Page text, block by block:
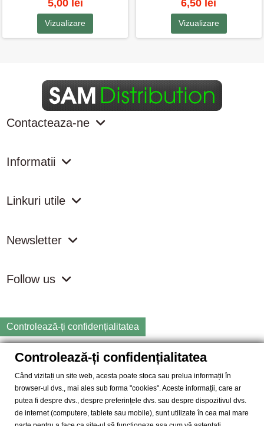
5,00 lei
Vizualizare
6,50 lei
Vizualizare
Contacteaza-ne
Informatii
Linkuri utile
Newsletter
Follow us
Controlează-ți confidențialitatea
Copyright
2026 samdistribution.ro - Magazin online cu Produse
SAM DISTRIBUTION S.R.L.- Cod fiscal: RO14935035, Registrul
Comertului: J40/10004/2002, Adresa: Str. Dimieni, nr. 7, Bucuresti,
sector 5.
Controlează-ți confidențialitatea
Când vizitați un site web, acesta poate stoca sau prelua informații în
browser-ul dvs., mai ales sub forma "cookies". Aceste informații, care ar
putea fi despre dvs., despre preferințele dvs. sau despre dispozitivul dvs.
de internet (computere, tablete sau mobile), sunt utilizate în cea mai mare